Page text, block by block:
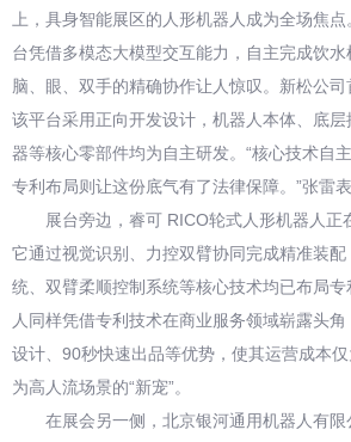
上，具身智能展区的人形机器人成为全场焦
台凭借多模态大模型交互能力，自主完成饮
脑、眼、双手的精确协作让人惊叹。新松公司
该平台采用正向开发设计，机器人本体、底层
器等核心零部件均为自主研发。“核心技术自
专利布局则让这份底气有了法律保障。”张雷表
展台旁边，睿可 RICO轮式人形机器人正在
它通过视觉识别、力控双臂协同完成精准装
统、双臂柔顺控制系统等核心技术均已布局
人同样凭借专利技术在商业服务领域崭露头
设计、90秒快速出品等优势，使其运营成本
为高人流场景的“新宠”。
在展会另一侧，北京银河通用机器人有限